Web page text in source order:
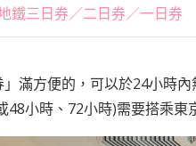
鐵三日券／二日券／一日券
」滿方便的，可以於24小時
48小時、72小時)需要搭乘